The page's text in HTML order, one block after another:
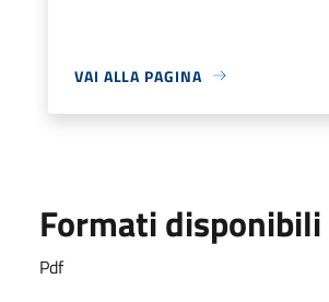
VAI ALLA PAGINA
Formati disponibili
Pdf